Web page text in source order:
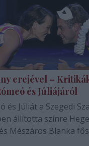
erejével –
és Júliájáról
és Júliát a Szegedi
állította színre
Mészáros Blanka